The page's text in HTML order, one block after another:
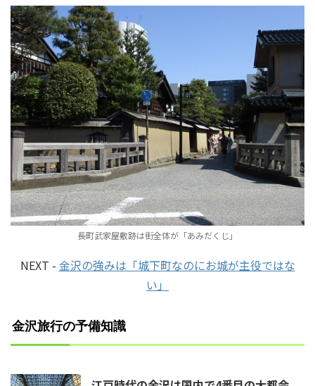
長町武家屋敷跡は街全体が「あみだくじ」
NEXT - 金沢の強みは「城下町なのにお城が主役ではな
い」
金沢旅行の予備知識